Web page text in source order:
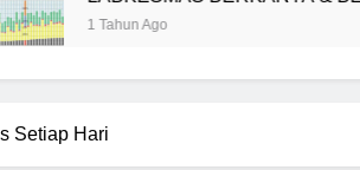
Setiap Hari